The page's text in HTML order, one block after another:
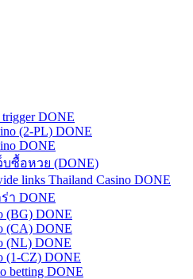
trigger DONE
(2-PL) DONE
DONE
ว็บซื้อหวย (DONE)
links Thailand Casino DONE
า DONE
(BG) DONE
(CA) DONE
(NL) DONE
(1-CZ) DONE
betting DONE